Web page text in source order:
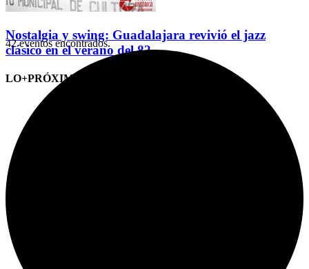
Nostalgia y swing: Guadalajara revivió el jazz
clásico en el verano del 82
LO+PRÓXIMO (CITAS)
42 eventos encontrados.